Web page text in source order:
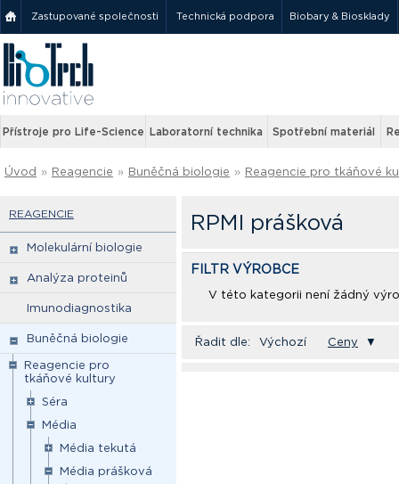
Zastupované společnosti Technická podpora Biobary & Biosklady
Přístroje pro Life-Science Laboratorní technika Spotřební materiál
Úvod » Reagencie » Buněčná biologie » Reagencie pro tkáňové
REAGENCIE
Molekulární biologie
Analýza proteinů
Imunodiagnostika
Buněčná biologie
Reagencie pro
tkáňové kultury
Séra
Média
Média tekutá
Média prášková
RPMI prášková
FILTR VÝROBCE
V této kategorii není žádný
Řadit dle: Výchozí Ceny ▼